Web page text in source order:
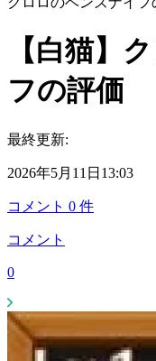
【白猫】
フの評価
最終更新:
2026年5月11日13:03
コメント 0 件
コメント
0